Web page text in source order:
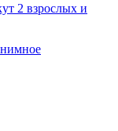
2 взрослых и